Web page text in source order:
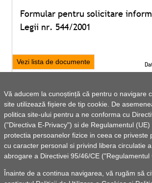
Vă aducem la cunoștință că pentru o navigare
site utilizează fișiere de tip cookie. De
politica site-ului pentru a ne conforma cu
("Directiva E-Privacy") si de Regulamentul
protectia persoanelor fizice in ceea ce priveste
cu caracter personal si privind libera circulatie
abrogare a Directivei 95/46/CE ("Regulamentul
Înainte de a continua navigarea, vă rugăm să
Formular pentru solicitare
Legii nr. 544/2001
Vezi lista de documente